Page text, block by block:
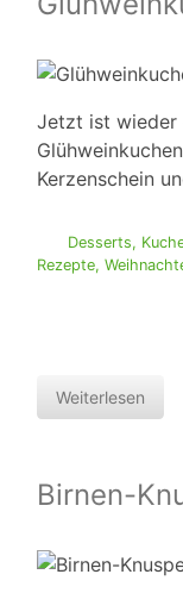
Jetzt ist wieder
Kerzenschein
Desserts,
Rezepte,
Weiterlesen
Birnen-